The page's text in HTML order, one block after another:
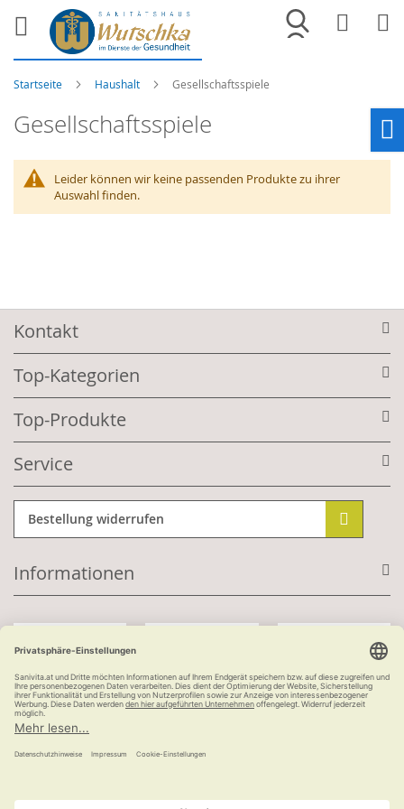
Merkliste
Startseite Haushalt Gesellschaftsspiele
Gesellschaftsspiele
Leider können wir keine passenden Produkte zu ihrer
Auswahl finden.
Kontakt
Top-Kategorien
Top-Produkte
Service
Bestellung widerrufen
Informationen
Kauf auf Rechnung